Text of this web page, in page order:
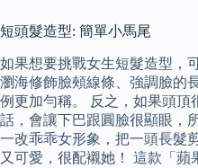
短頭髮造型: 簡單小馬尾
如果想要挑戰女生短髮造型，
瀏海修飾臉頰線條、強調臉的
例更加勻稱。 反之，如果頭頂
話，會讓下巴跟圓臉很顯眼，
一改乖乖女形象，把一頭長髮
又可愛，很配襯她！ 這款「